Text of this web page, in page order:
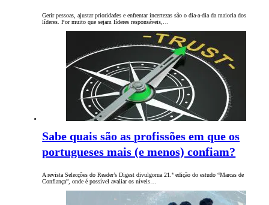
Gerir pessoas, ajustar prioridades e enfrentar incertezas são o dia-a-dia da maioria dos
líderes. Por muito que sejam líderes responsáveis,…
Sabe quais são as profissões em que os
portugueses mais (e menos) confiam?
A revista Selecções do Reader’s Digest divulgorua 21.ª edição do estudo “Marcas de
Confiança”, onde é possível avaliar os níveis…